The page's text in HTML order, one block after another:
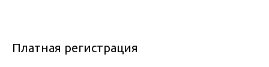
Платная регистрация